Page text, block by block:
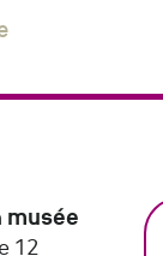
musée
12